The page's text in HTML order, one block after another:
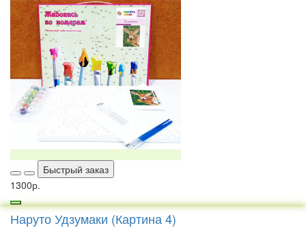
Быстрый заказ
1300р.
Наруто Удзумаки (Картина 4)